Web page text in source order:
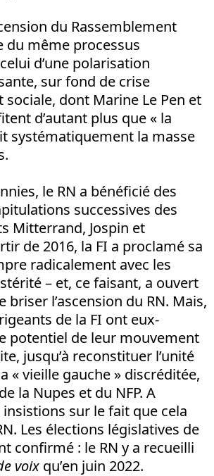
du Rassemblement
du même processus
d’une polarisation
sur fond de crise
dont Marine Le Pen et
d’autant plus que « la
systématiquement la masse
le RN a bénéficié des
successives des
Mitterrand, Jospin et
de 2016, la FI a proclamé sa
radicalement avec les
– et, ce faisant, a ouvert
briser l’ascension du RN. Mais,
de la FI ont eux-
potentiel de leur mouvement
jusqu’à reconstituer l’unité
« vieille gauche » discréditée,
la Nupes et du NFP. A
insistions sur le fait que cela
Les élections législatives de
confirmé : le RN y a recueilli
voix qu’en juin 2022.